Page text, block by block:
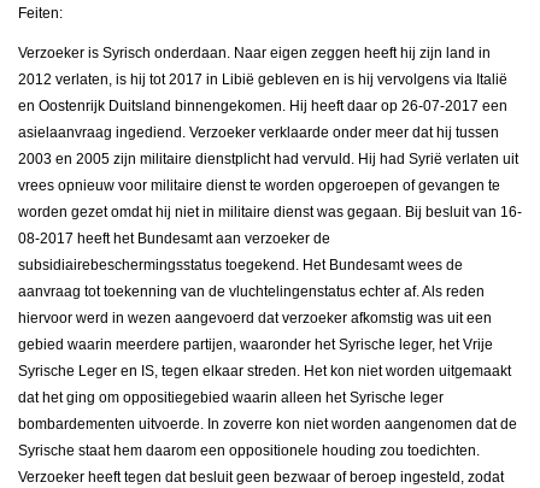
Feiten:
Verzoeker is Syrisch onderdaan. Naar eigen zeggen heeft hij zijn land in
2012 verlaten, is hij tot 2017 in Libië gebleven en is hij vervolgens via Italië
en Oostenrijk Duitsland binnengekomen. Hij heeft daar op 26-07-2017 een
asielaanvraag ingediend. Verzoeker verklaarde onder meer dat hij tussen
2003 en 2005 zijn militaire dienstplicht had vervuld. Hij had Syrië verlaten uit
vrees opnieuw voor militaire dienst te worden opgeroepen of gevangen te
worden gezet omdat hij niet in militaire dienst was gegaan. Bij besluit van 16-
08-2017 heeft het Bundesamt aan verzoeker de
subsidiairebeschermingsstatus toegekend. Het Bundesamt wees de
aanvraag tot toekenning van de vluchtelingenstatus echter af. Als reden
hiervoor werd in wezen aangevoerd dat verzoeker afkomstig was uit een
gebied waarin meerdere partijen, waaronder het Syrische leger, het Vrije
Syrische Leger en IS, tegen elkaar streden. Het kon niet worden uitgemaakt
dat het ging om oppositiegebied waarin alleen het Syrische leger
bombardementen uitvoerde. In zoverre kon niet worden aangenomen dat de
Syrische staat hem daarom een oppositionele houding zou toedichten.
Verzoeker heeft tegen dat besluit geen bezwaar of beroep ingesteld, zodat